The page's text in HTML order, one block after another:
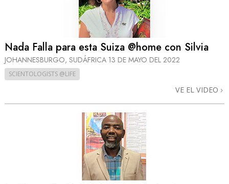
Nada Falla para esta Suiza @home con Silvia
JOHANNESBURGO, SUDÁFRICA 13 DE MAYO DEL 2022
SCIENTOLOGISTS @LIFE
VE EL VIDEO